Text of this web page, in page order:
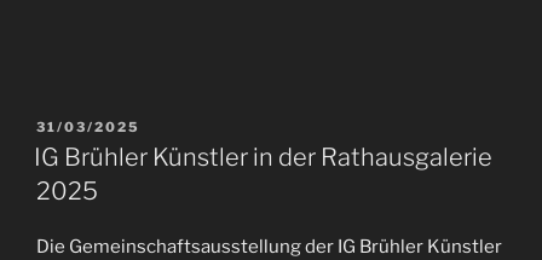
VERÖFFENTLICHT
AM
31/03/2025
IG Brühler Künstler in der Rathausgalerie
2025
Die Gemeinschaftsausstellung der IG Brühler Künstler